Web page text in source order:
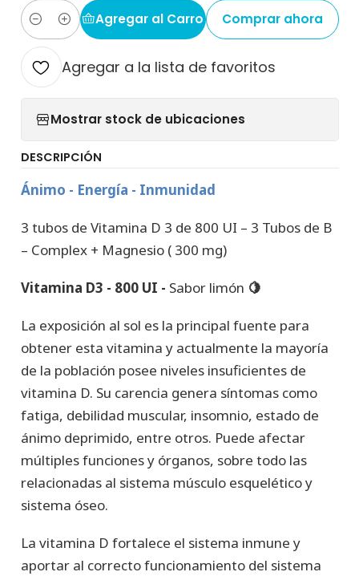
Cantidad
Agregar al Carro Comprar ahora
Agregar a la lista de favoritos
Mostrar stock de ubicaciones
DESCRIPCIÓN
Ánimo - Energía - Inmunidad
3 tubos de Vitamina D 3 de 800 UI – 3 Tubos de B
– Complex + Magnesio ( 300 mg)
Vitamina D3 - 800 UI - Sabor limón 🍋
La exposición al sol es la principal fuente para
obtener esta vitamina y actualmente la mayoría
de la población posee niveles insuficientes de
vitamina D. Su carencia genera síntomas como
fatiga, debilidad muscular, insomnio, estado de
ánimo deprimido, entre otros. Puede afectar
múltiples funciones y órganos, sobre todo las
relacionadas al sistema músculo esquelético y
sistema óseo.
La vitamina D fortalece el sistema inmune y
aportar al correcto funcionamiento del sistema